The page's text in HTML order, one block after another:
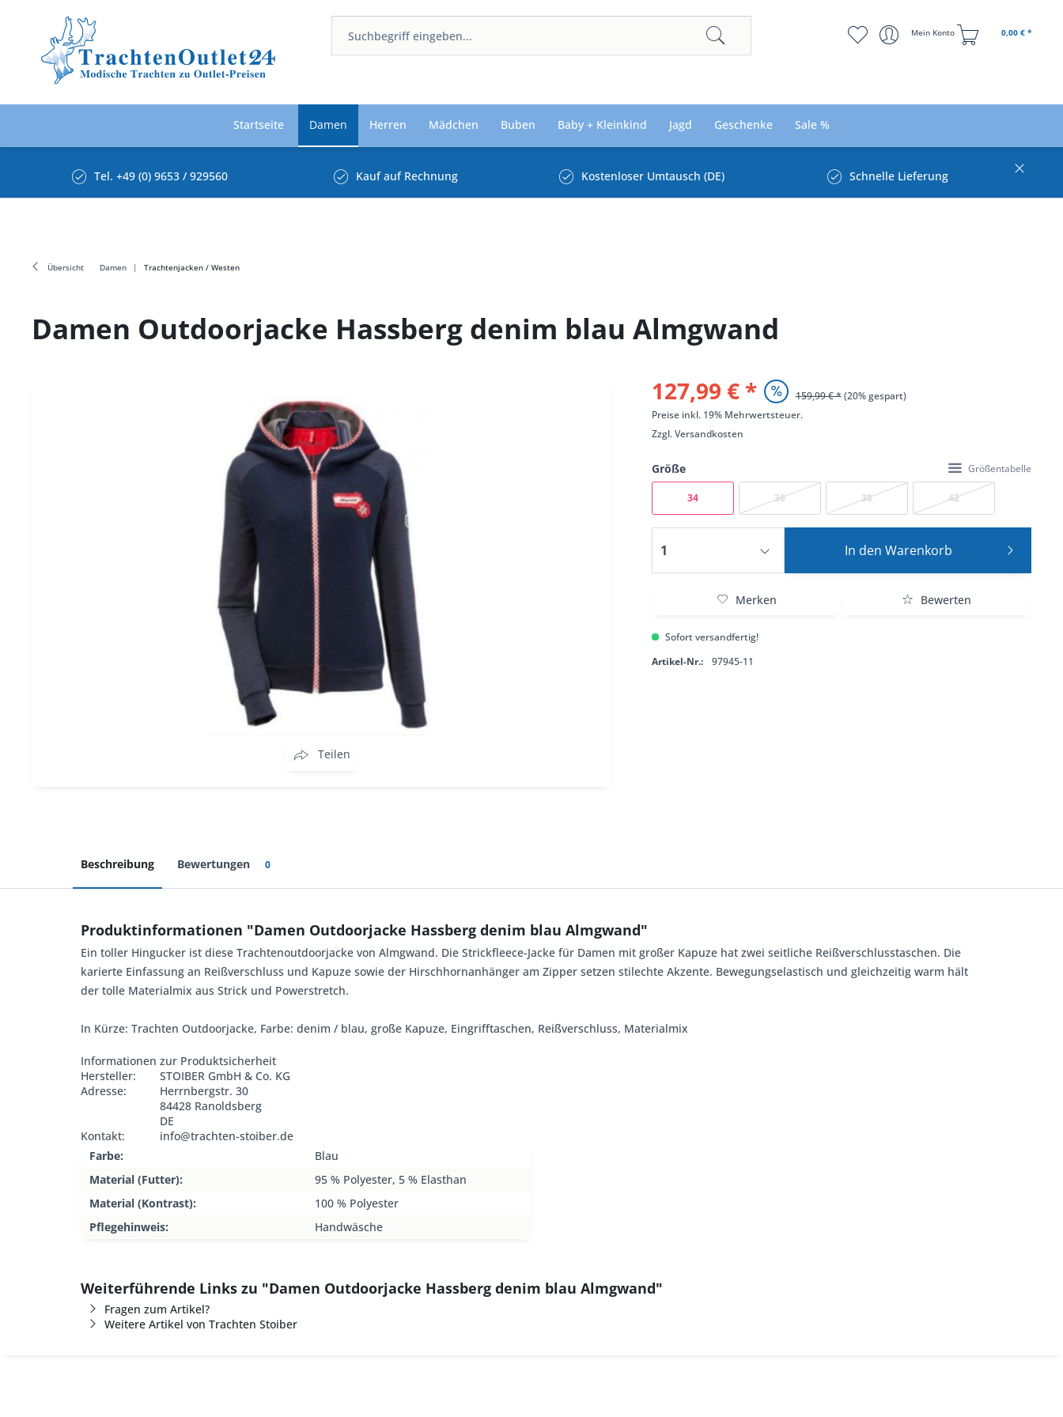
Mein Konto 0,00 € *
Startseite Damen Herren Mädchen Buben Baby + Kleinkind Jagd Geschenke Sale %
Tel. +49 (0) 9653 / 929560 Kauf auf Rechnung Kostenloser Umtausch (DE) Schnelle Lieferung
Übersicht Damen Trachtenjacken / Westen
Damen Outdoorjacke Hassberg denim blau Almgwand
Teilen
127,99 € * 159,99 € *(20% gespart)
Preise inkl. 19% Mehrwertsteuer.
Zzgl.Versandkosten
Größe Größentabelle
34 36 38 42
In den Warenkorb
Merken Bewerten
Sofort versandfertig!
Artikel-Nr.:
97945-11
Beschreibung Bewertungen 0
Produktinformationen "Damen Outdoorjacke Hassberg denim blau Almgwand"
Ein toller Hingucker ist diese Trachtenoutdoorjacke von Almgwand. Die Strickfleece-Jacke für Damen mit großer Kapuze hat zwei seitliche Reißverschlusstaschen. Die
karierte Einfassung an Reißverschluss und Kapuze sowie der Hirschhornanhänger am Zipper setzen stilechte Akzente. Bewegungselastisch und gleichzeitig warm hält
der tolle Materialmix aus Strick und Powerstretch.
In Kürze: Trachten Outdoorjacke, Farbe: denim / blau, große Kapuze, Eingrifftaschen, Reißverschluss, Materialmix
Informationen zur Produktsicherheit
Hersteller:
STOIBER GmbH & Co. KG
Adresse:
Herrnbergstr. 30
84428 Ranoldsberg
DE
Kontakt:
info@trachten-stoiber.de
Farbe:
Blau
Material (Futter):
95 % Polyester, 5 % Elasthan
Material (Kontrast):
100 % Polyester
Pflegehinweis:
Handwäsche
Weiterführende Links zu "Damen Outdoorjacke Hassberg denim blau Almgwand"
Fragen zum Artikel?
Weitere Artikel von Trachten Stoiber